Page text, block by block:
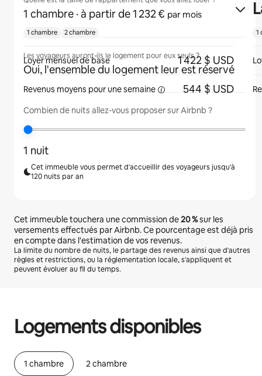
1 chambre · à partir de 1 232 € par mois
Les voyageurs auront-ils le logement pour eux seuls ?
Oui, l'ensemble du logement leur est réservé
Combien de nuits allez-vous proposer sur Airbnb ?
1 nuit
Cet immeuble vous permet d'accueillir des voyageurs jusqu'à
120 nuits par an
Cet immeuble touchera une commission de20 %sur les
versements effectués par Airbnb. Ce pourcentage est déjà pris
en compte dans l'estimation de vos revenus.
La limite du nombre de nuits, le partage des revenus ainsi que d'autres
règles et restrictions, ou la réglementation locale, s'appliquent et
peuvent évoluer au fil du temps.
Logements disponibles
1 chambre 2 chambre
1 chambre 2 chambre
Loyer mensuel de base 1 422 $ USD
Revenus moyens pour unesemaine 544 $ USD
1